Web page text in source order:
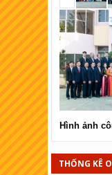
Hình ảnh
THỐNG KÊ